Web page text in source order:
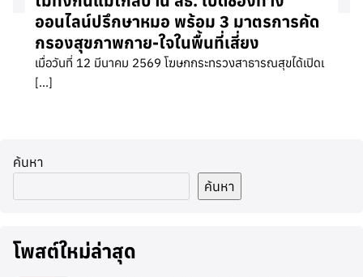
ออนไลน์ปรึกษาหมอ พร้อม 3 มาตรการคัด
กรองสุขภาพกาย-ใจในพื้นที่เสี่ยง
เมื่อวันที่ 12 มีนาคม 2569 โฆษกกระทรวงสาธารณสุขได้เปิดเ
[…]
ค้นหา
ค้นหา
โพสต์ใหม่ล่าสุด